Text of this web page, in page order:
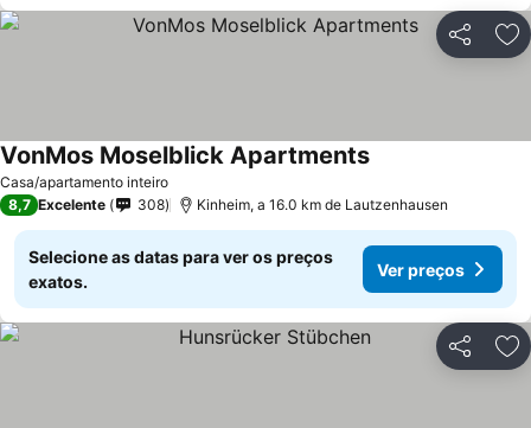
Partilhar
Casa/apartamento inteiro
VonMos Moselblick Apartments
8,7 Excelente 308 Kinheim, a 16.0 km de Lautzenhausen
Selecione as datas para ver os preços
exatos.
Ver preços
Partilhar